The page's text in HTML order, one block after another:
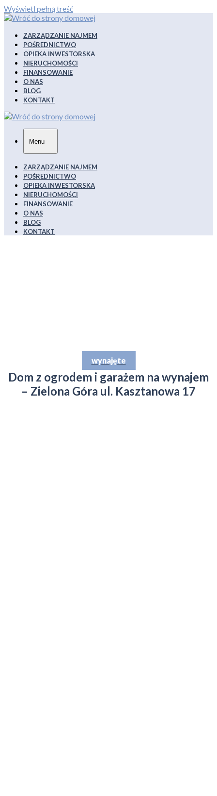
Wyświetl pełną treść
ZARZĄDZANIE NAJMEM
POŚREDNICTWO
OPIEKA INWESTORSKA
NIERUCHOMOŚCI
FINANSOWANIE
O NAS
BLOG
KONTAKT
Menu
ZARZĄDZANIE NAJMEM
POŚREDNICTWO
OPIEKA INWESTORSKA
NIERUCHOMOŚCI
FINANSOWANIE
O NAS
BLOG
KONTAKT
wynajęte
Dom z ogrodem i garażem na wynajem
– Zielona Góra ul. Kasztanowa 17